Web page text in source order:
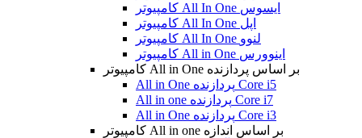
کامپیوتر All In One ایسوس
کامپیوتر All In One اپل
کامپیوتر All In One لنوو
کامپیوتر All in One اینوورس
کامپیوتر All in One بر اساس پردازنده
All in One پردازنده Core i5
All in one پردازنده Core i7
All in One پردازنده Core i3
کامپیوتر All in one بر اساس اندازه